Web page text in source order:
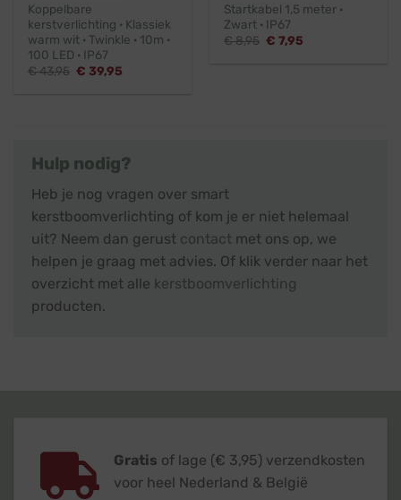
Koppelbare
kerstverlichting · Klassiek
warm wit · Twinkle · 10m ·
100 LED · IP67
€43,95 Oorspronkelijke
€ 39,95
Startkabel 1,5 meter ·
Zwart · IP67
€8,95 Oorspronkelijke
€ 7,95
Hulp nodig?
Heb je nog vragen over smart
kerstboomverlichting of kom je er niet helemaal
uit? Neem dan gerust contact met ons op, we
helpen je graag met advies. Of klik verder naar het
overzicht met alle kerstboomverlichting
producten.
Gratis of lage (€ 3,95) verzendkosten
voor heel Nederland & België